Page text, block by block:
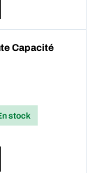
Capacité
stock